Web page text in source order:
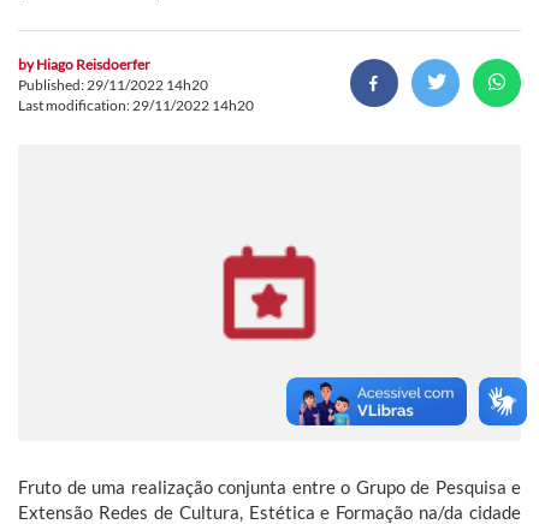
byHiago Reisdoerfer
Published: 29/11/2022 14h20
Last modification: 29/11/2022 14h20
Fruto de uma realização conjunta entre o Grupo de Pesquisa e
Extensão Redes de Cultura, Estética e Formação na/da cidade